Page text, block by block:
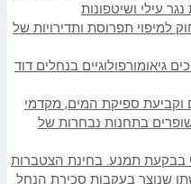
עילי ושיטפונות
למיפוי תפרוסת ותדירויות של
גיאומורפולוגיים בנחלים דוד
וקביעת ספיקת המים, מקדמי
בתחנות נבחרות של
בבקעת תמנע. בחינת הצטברות
שנוצר בעקבות סכירת הנחל